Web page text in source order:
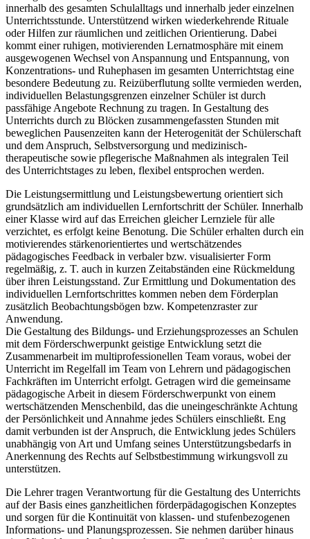
innerhalb des gesamten Schulalltags und innerhalb jeder einzelnen
Unterrichtsstunde. Unterstützend wirken wiederkehrende Rituale
oder Hilfen zur räumlichen und zeitlichen Orientierung. Dabei
kommt einer ruhigen, motivierenden Lernatmosphäre mit einem
ausgewogenen Wechsel von Anspannung und Entspannung, von
Konzentrations- und Ruhephasen im gesamten Unterrichtstag eine
besondere Bedeutung zu. Reizüberflutung sollte vermieden werden,
individuellen Belastungsgrenzen einzelner Schüler ist durch
passfähige Angebote Rechnung zu tragen. In Gestaltung des
Unterrichts durch zu Blöcken zusammengefassten Stunden mit
beweglichen Pausenzeiten kann der Heterogenität der Schülerschaft
und dem Anspruch, Selbstversorgung und medizinisch-
therapeutische sowie pflegerische Maßnahmen als integralen Teil
des Unterrichtstages zu leben, flexibel entsprochen werden.
Die Leistungsermittlung und Leistungsbewertung orientiert sich
grundsätzlich am individuellen Lernfortschritt der Schüler. Innerhalb
einer Klasse wird auf das Erreichen gleicher Lernziele für alle
verzichtet, es erfolgt keine Benotung. Die Schüler erhalten durch ein
motivierendes stärkenorientiertes und wertschätzendes
pädagogisches Feedback in verbaler bzw. visualisierter Form
regelmäßig, z. T. auch in kurzen Zeitabständen eine Rückmeldung
über ihren Leistungsstand. Zur Ermittlung und Dokumentation des
individuellen Lernfortschrittes kommen neben dem Förderplan
zusätzlich Beobachtungsbögen bzw. Kompetenzraster zur
Anwendung.
Die Gestaltung des Bildungs- und Erziehungsprozesses an Schulen
mit dem Förderschwerpunkt geistige Entwicklung setzt die
Zusammenarbeit im multiprofessionellen Team voraus, wobei der
Unterricht im Regelfall im Team von Lehrern und pädagogischen
Fachkräften im Unterricht erfolgt. Getragen wird die gemeinsame
pädagogische Arbeit in diesem Förderschwerpunkt von einem
wertschätzenden Menschenbild, das die uneingeschränkte Achtung
der Persönlichkeit und Annahme jedes Schülers einschließt. Eng
damit verbunden ist der Anspruch, die Entwicklung jedes Schülers
unabhängig von Art und Umfang seines Unterstützungsbedarfs in
Anerkennung des Rechts auf Selbstbestimmung wirkungsvoll zu
unterstützen.
Die Lehrer tragen Verantwortung für die Gestaltung des Unterrichts
auf der Basis eines ganzheitlichen förderpädagogischen Konzeptes
und sorgen für die Kontinuität von klassen- und stufenbezogenen
Informations- und Planungsprozessen. Sie nehmen darüber hinaus